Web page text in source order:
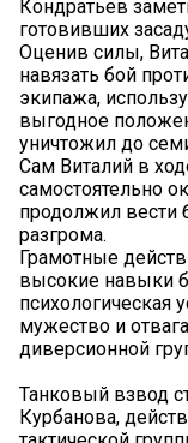
Кондратьев
готовивших
Оценив силы,
навязать бой
экипажа,
выгодное
уничтожил до
Сам Виталий в
самостоятельно
продолжил вести
разгрома.
Грамотные
высокие навыки
психологическая
мужество и
диверсионной
Танковый взвод
Курбанова,